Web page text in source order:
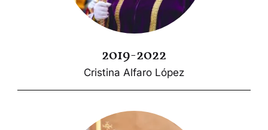
2019-2022
Cristina Alfaro López